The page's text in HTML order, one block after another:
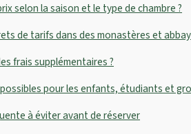
selon la saison et le type de chambre ?
de tarifs dans des monastères et
frais supplémentaires ?
pour les enfants, étudiants et
à éviter avant de réserver